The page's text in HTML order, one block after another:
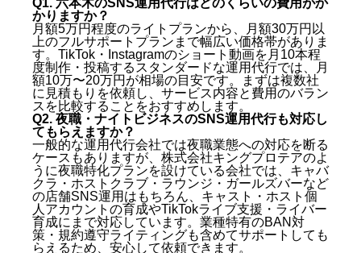
Q1. 六本木のSNS運用代行はどのくらいの費用がか
かりますか？
月額5万円程度のライトプランから、月額30万円以
上のフルサポートプランまで幅広い価格帯がありま
す。TikTok・Instagramのショート動画を月10本程
度制作・投稿するスタンダードな運用代行では、月
額10万〜20万円が相場の目安です。まずは複数社
に見積もりを依頼し、サービス内容と費用のバラン
スを比較することをおすすめします。
Q2. 夜職・ナイトビジネスのSNS運用代行も対応し
てもらえますか？
一般的な運用代行会社では夜職業態への対応を断る
ケースもありますが、株式会社キングプロテアのよ
うに夜職特化プランを設けている会社では、キャバ
クラ・ホストクラブ・ラウンジ・ガールズバーなど
の店舗SNS運用はもちろん、キャスト・ホスト個
人アカウントの育成やTikTokライブ支援・ライバー
育成にまで対応しています。業種特有のBAN対
策・規約遵守ライティングも含めてサポートしても
らえるため、安心して依頼できます。